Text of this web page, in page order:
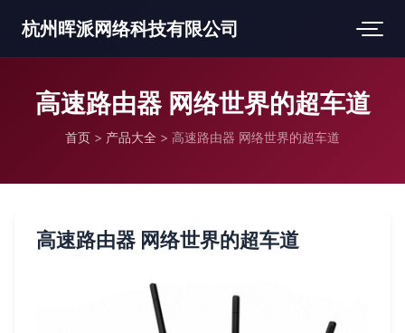
杭州晖派网络科技有限公司
高速路由器 网络世界的超车道
首页 > 产品大全 > 高速路由器 网络世界的超车道
高速路由器 网络世界的超车道